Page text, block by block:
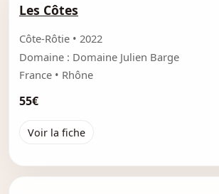
Les Côtes
Côte-Rôtie • 2022
Domaine : Domaine Julien Barge
France • Rhône
55€
Voir la fiche